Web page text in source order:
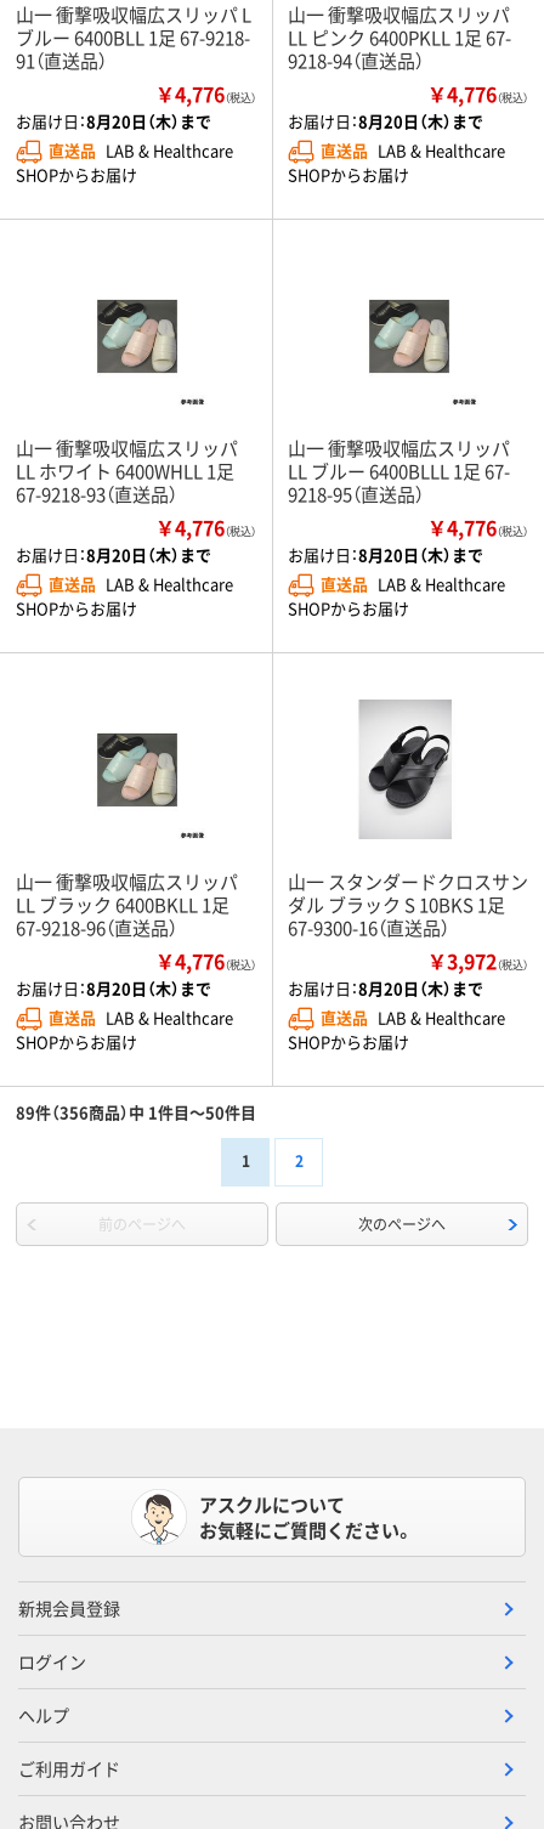
山一 衝撃吸収幅広スリッパ L
ブルー 6400BLL 1足 67-9218-
91（直送品）
￥4,776（税込）
お届け日：8月20日（木）まで
直送品 LAB & Healthcare
SHOPからお届け
山一 衝撃吸収幅広スリッパ
LL ピンク 6400PKLL 1足 67-
9218-94（直送品）
￥4,776（税込）
お届け日：8月20日（木）まで
直送品 LAB & Healthcare
SHOPからお届け
山一 衝撃吸収幅広スリッパ
LL ホワイト 6400WHLL 1足
67-9218-93（直送品）
￥4,776（税込）
お届け日：8月20日（木）まで
直送品 LAB & Healthcare
SHOPからお届け
山一 衝撃吸収幅広スリッパ
LL ブルー 6400BLLL 1足 67-
9218-95（直送品）
￥4,776（税込）
お届け日：8月20日（木）まで
直送品 LAB & Healthcare
SHOPからお届け
山一 衝撃吸収幅広スリッパ
LL ブラック 6400BKLL 1足
67-9218-96（直送品）
￥4,776（税込）
お届け日：8月20日（木）まで
直送品 LAB & Healthcare
SHOPからお届け
山一 スタンダードクロスサン
ダル ブラック S 10BKS 1足
67-9300-16（直送品）
￥3,972（税込）
お届け日：8月20日（木）まで
直送品 LAB & Healthcare
SHOPからお届け
89件（356商品）中 1件目～50件目
1 2
前のページへ 次のページへ
アスクルについて
お気軽にご質問ください。
新規会員登録
ログイン
ヘルプ
ご利用ガイド
お問い合わせ